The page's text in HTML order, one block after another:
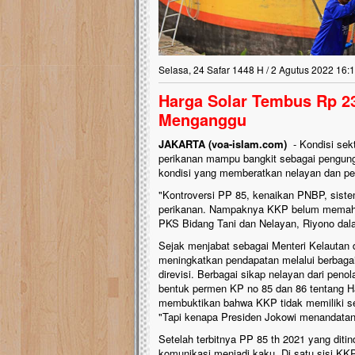
Selasa, 24 Safar 1448 H / 2 Agutus 2022
Harga Solar Tembus Rp
Menganggu
JAKARTA (voa-islam.com) - Kondisi
perikanan mampu bangkit sebagai
kondisi yang memberatkan nelayan dan
"Kontroversi PP 85, kenaikan PNBP,
perikanan. Nampaknya KKP belum
PKS Bidang Tani dan Nelayan, Riyono
Sejak menjabat sebagai Menteri
meningkatkan pendapatan melalui
direvisi. Berbagai sikap nelayan dari
bentuk permen KP no 85 dan 86 tentang
membuktikan bahwa KKP tidak memiliki
"Tapi kenapa Presiden Jokowi
Setelah terbitnya PP 85 th 2021 yang